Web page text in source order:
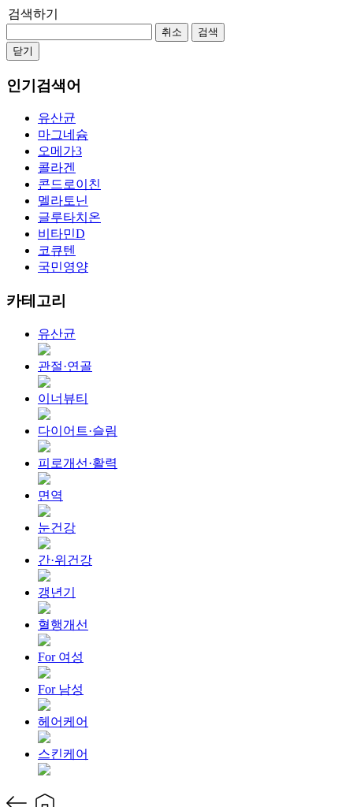
검색하기
취소
검색
닫기
인기검색어
유산균
마그네슘
오메가3
콜라겐
콘드로이친
멜라토닌
글루타치온
비타민D
코큐텐
국민영양
카테고리
유산균
관절·연골
이너뷰티
다이어트·슬림
피로개선·활력
면역
눈건강
간·위건강
갱년기
혈행개선
For 여성
For 남성
헤어케어
스킨케어